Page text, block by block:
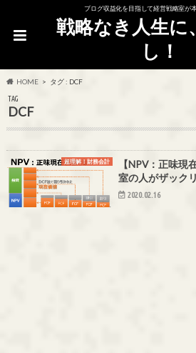
ブログ収益化を目指して経営戦略室が
戦略なき人生に
し！
HOME タグ : DCF
TAG
DCF
超理解！財務会計
【NPV：正味現
室の人がザック
2020.02.16